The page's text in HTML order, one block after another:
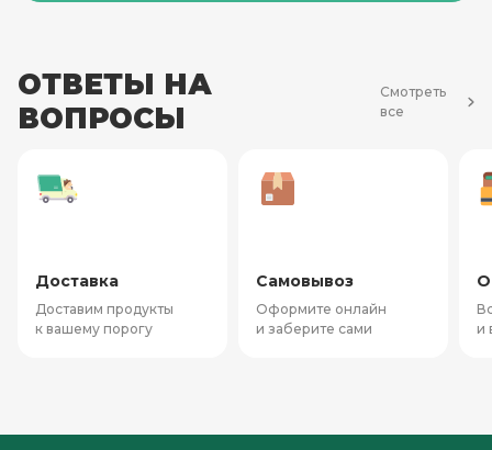
ОТВЕТЫ НА
ВОПРОСЫ
Смотреть
все
Доставка
Доставим продукты
к вашему порогу
Самовывоз
Оформите онлайн
и заберите сами
и